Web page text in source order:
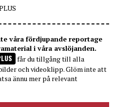
våra fördjupande reportage
i våra avslöjanden.
får du tillgång till alla
och videoklipp. Glöm inte att
ännu mer på relevant